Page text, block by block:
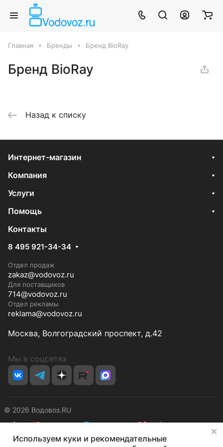
Главная Бренды Бренд BioRay
Бренд BioRay
Назад к списку
Интернет-магазин
Компания
Услуги
Помощь
Контакты
8 495 921-34-34
Отдел продаж
zakaz@vodovoz.ru
Для поставщиков
714@vodovoz.ru
Отдел рекламы
reklama@vodovoz.ru
Москва, Волгоградский проспект, д.42
Мы в соцсетях
© 2026 Водовоз.RU
КонфиденциальностьОферта
Используем куки и рекомендательные